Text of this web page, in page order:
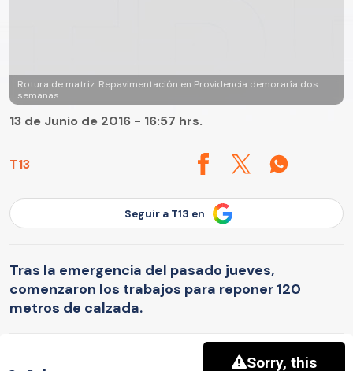
Rotura de matriz: Repavimentación en Providencia demoraría dos
semanas
T13
13 de Junio de 2016 - 16:57 hrs.
Seguir a T13 en
Tras la emergencia del pasado jueves,
comenzaron los trabajos para reponer 120
metros de calzada.